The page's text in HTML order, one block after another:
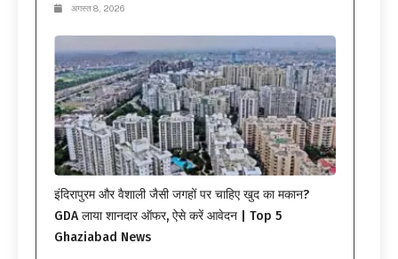
अगस्त 8, 2026
इंदिरापुरम और वैशाली जैसी जगहों पर चाहिए खुद का मकान?
GDA लाया शानदार ऑफर, ऐसे करें आवेदन | Top 5
Ghaziabad News